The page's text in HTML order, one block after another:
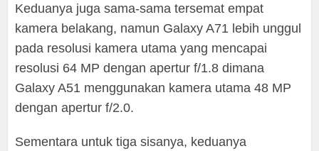
Keduanya juga sama-sama tersemat empat
kamera belakang, namun Galaxy A71 lebih unggul
pada resolusi kamera utama yang mencapai
resolusi 64 MP dengan apertur f/1.8 dimana
Galaxy A51 menggunakan kamera utama 48 MP
dengan apertur f/2.0.
Sementara untuk tiga sisanya, keduanya